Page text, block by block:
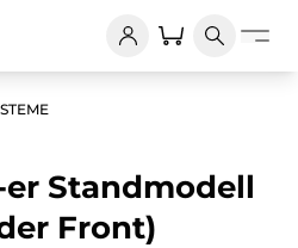
Standmodell
Front)